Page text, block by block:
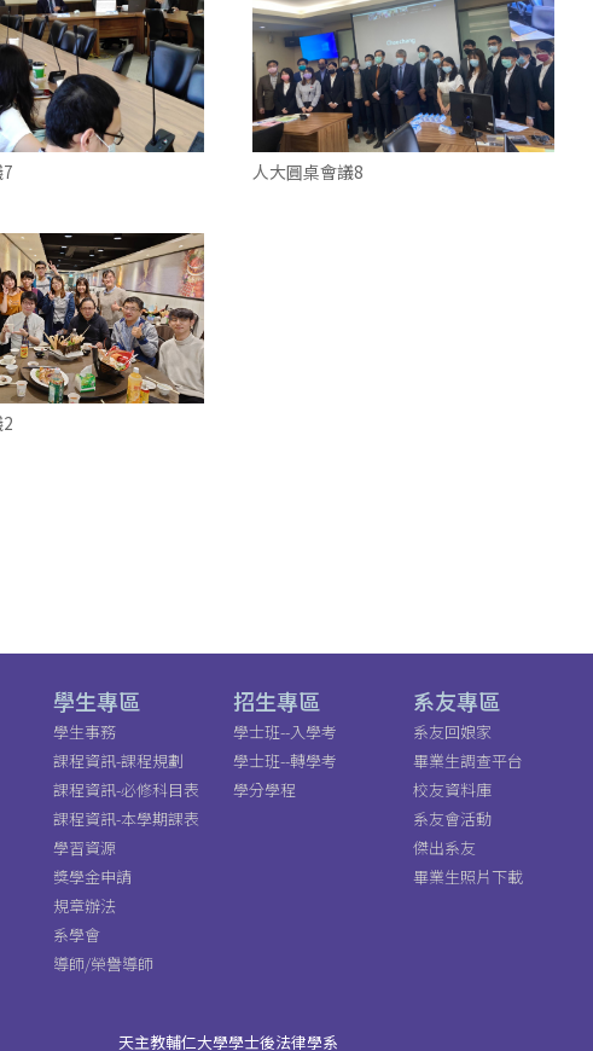
人大圓桌會議8
學生專區
學生事務
課程資訊-課程規劃
課程資訊-必修科目表
課程資訊-本學期課表
學習資源
獎學金申請
規章辦法
系學會
導師/榮譽導師
招生專區
學士班--入學考
學士班--轉學考
學分學程
系友專區
系友回娘家
畢業生調查平台
校友資料庫
系友會活動
傑出系友
畢業生照片下載
天主教輔仁大學學士後法律學系